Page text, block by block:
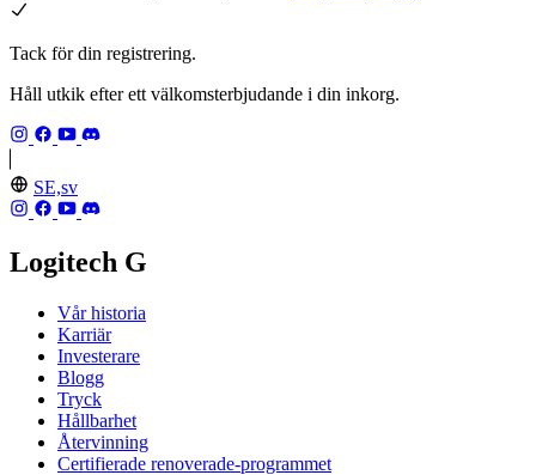
Tack för din registrering.
Håll utkik efter ett välkomsterbjudande i din inkorg.
SE,sv
Logitech G
Vår historia
Karriär
Investerare
Blogg
Tryck
Hållbarhet
Återvinning
Certifierade renoverade-programmet